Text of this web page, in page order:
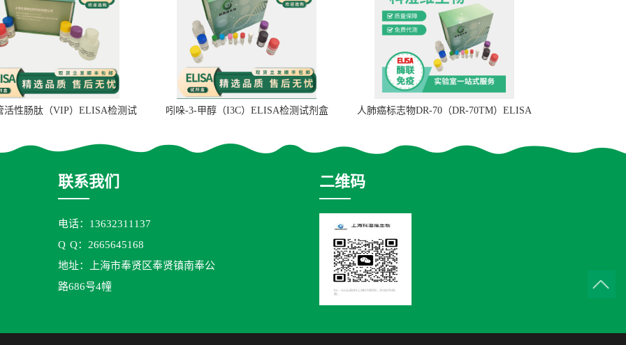
活性肠肽（VIP）ELISA检测试
吲哚-3-甲醇（I3C）ELISA检测试剂盒
人肺癌标志物DR-70（DR-70TM）ELISA
联系我们
电话：13632311137
Q Q：2665645168
地址：上海市奉贤区奉贤镇南奉公
路686号4幢
二维码